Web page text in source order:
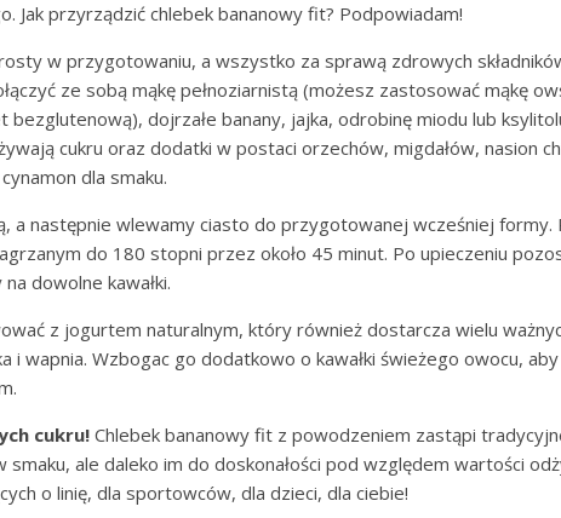
Jak przyrządzić chlebek bananowy fit? Podpowiadam!
w przygotowaniu, a wszystko za sprawą zdrowych
ze sobą mąkę pełnoziarnistą (możesz zastosować mąkę
bezglutenową), dojrzałe banany, jajka, odrobinę miodu lub
cukru oraz dodatki w postaci orzechów, migdałów, nasion
dla smaku.
a następnie wlewamy ciasto do przygotowanej wcześniej formy.
do 180 stopni przez około 45 minut. Po upieczeniu
dowolne kawałki.
z jogurtem naturalnym, który również dostarcza wielu
i wapnia. Wzbogac go dodatkowo o kawałki świeżego owocu,
cukru! Chlebek bananowy fit z powodzeniem zastąpi
ale daleko im do doskonałości pod względem wartości
o linię, dla sportowców, dla dzieci, dla ciebie!